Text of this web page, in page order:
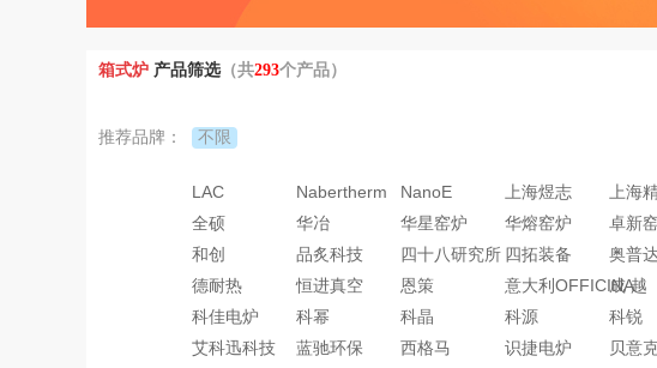
箱式炉 产品筛选（共293个产品）
推荐品牌： 不限
LAC Nabertherm NanoE 上海煜志 上海
全硕
华冶 华星窑炉 华熔窑炉 卓新
和创
品炙科技 四十八研究所 四拓装备 奥普达
德耐热
恒进真空 恩策 意大利OFFICINA
成 越
科佳电炉
科幂 科晶 科源 科锐
艾科迅科技
蓝驰环保 西格马 识捷电炉 贝意